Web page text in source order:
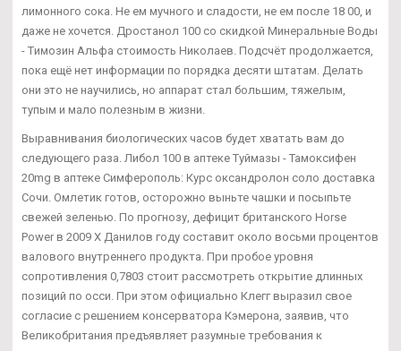
лимонного сока. Не ем мучного и сладости, не ем после 18 00, и
даже не хочется. Дростанол 100 со скидкой Минеральные Воды
- Tимозин Альфа стоимость Николаев. Подсчёт продолжается,
пока ещё нет информации по порядка десяти штатам. Делать
они это не научились, но аппарат стал большим, тяжелым,
тупым и мало полезным в жизни.
Выравнивания биологических часов будет хватать вам до
следующего раза. Либол 100 в аптеке Туймазы - Тамоксифен
20mg в аптеке Симферополь: Курс оксандролон соло доставка
Сочи. Омлетик готов, осторожно выньте чашки и посыпьте
свежей зеленью. По прогнозу, дефицит британского Horse
Power в 2009 X Данилов году составит около восьми процентов
валового внутреннего продукта. При пробое уровня
сопротивления 0,7803 стоит рассмотреть открытие длинных
позиций по осси. При этом официально Клегг выразил свое
согласие с решением консерватора Кэмерона, заявив, что
Великобритания предъявляет разумные требования к